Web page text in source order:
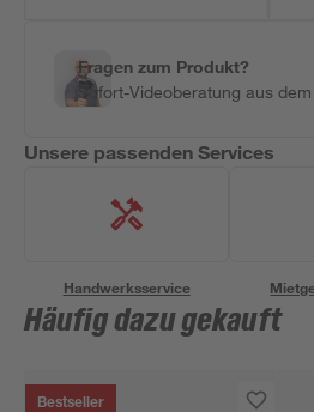
Fragen zum Produkt?
Sofort-Videoberatung aus
Unsere passenden Services
Handwerksservice
Häufig dazu gekauft
Bestseller